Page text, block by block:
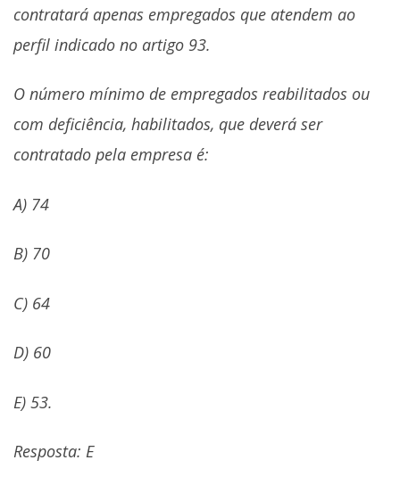
contratará apenas empregados que atendem ao
perfil indicado no artigo 93.
O número mínimo de empregados reabilitados ou
com deficiência, habilitados, que deverá ser
contratado pela empresa é:
A) 74
B) 70
C) 64
D) 60
E) 53.
Resposta: E